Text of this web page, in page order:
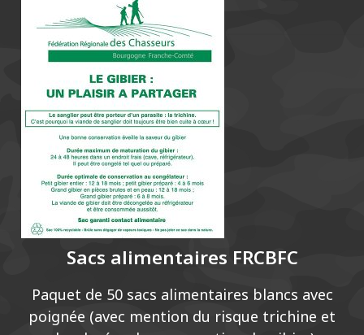
Sacs alimentaires FRCBFC
Paquet de 50 sacs alimentaires blancs avec
poignée (avec mention du risque trichine et